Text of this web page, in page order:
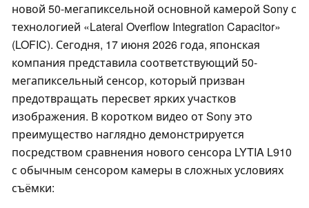
новой 50-мегапиксельной основной камерой Sony с
технологией «Lateral Overflow Integration Capacitor»
(LOFIC). Сегодня, 17 июня 2026 года, японская
компания представила соответствующий 50-
мегапиксельный сенсор, который призван
предотвращать пересвет ярких участков
изображения. В коротком видео от Sony это
преимущество наглядно демонстрируется
посредством сравнения нового сенсора LYTIA L910
с обычным сенсором камеры в сложных условиях
съёмки: